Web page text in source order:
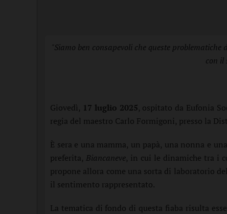
"Siamo ben consapevoli che queste
con il
Giovedì, 17 luglio 2025, ospitato da Eufonia
regia del maestro Carlo Formigoni, presso la
È sera e una mamma, un papà, una nonna e
preferita, Biancaneve, in cui le dinamiche tra i
propone allora come una sorta di laboratorio
il sentimento rappresentato.
La tematica di fondo di questa fiaba risulta